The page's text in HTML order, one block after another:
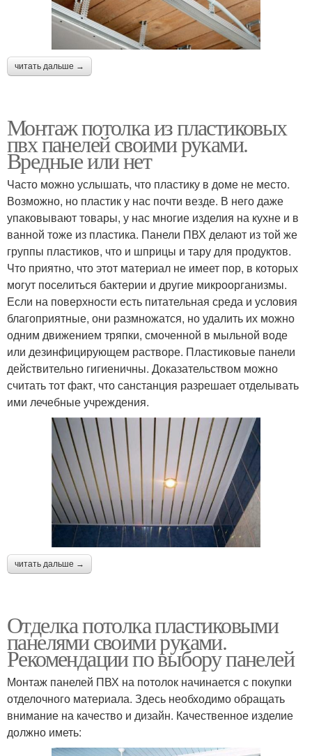
читать дальше →
Монтаж потолка из пластиковых
пвх панелей своими руками.
Вредные или нет
Часто можно услышать, что пластику в доме не место.
Возможно, но пластик у нас почти везде. В него даже
упаковывают товары, у нас многие изделия на кухне и в
ванной тоже из пластика. Панели ПВХ делают из той же
группы пластиков, что и шприцы и тару для продуктов.
Что приятно, что этот материал не имеет пор, в которых
могут поселиться бактерии и другие микроорганизмы.
Если на поверхности есть питательная среда и условия
благоприятные, они размножатся, но удалить их можно
одним движением тряпки, смоченной в мыльной воде
или дезинфицирующем растворе. Пластиковые панели
действительно гигиеничны. Доказательством можно
считать тот факт, что санстанция разрешает отделывать
ими лечебные учреждения.
читать дальше →
Отделка потолка пластиковыми
панелями своими руками.
Рекомендации по выбору панелей
Монтаж панелей ПВХ на потолок начинается с покупки
отделочного материала. Здесь необходимо обращать
внимание на качество и дизайн. Качественное изделие
должно иметь: